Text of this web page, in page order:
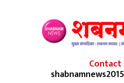
Contact